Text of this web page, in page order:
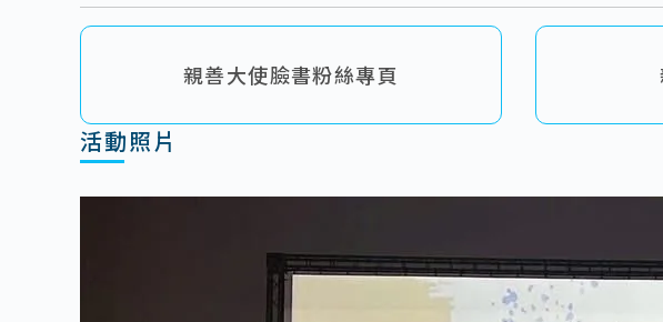
親善大使臉書粉絲專頁
活動照片